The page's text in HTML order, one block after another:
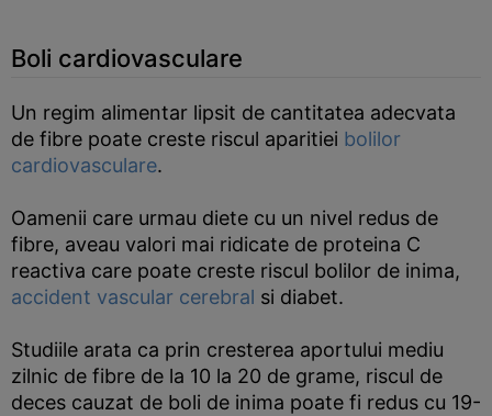
Boli cardiovasculare
Un regim alimentar lipsit de cantitatea adecvata
de fibre poate creste riscul aparitiei bolilor
cardiovasculare.
Oamenii care urmau diete cu un nivel redus de
fibre, aveau valori mai ridicate de proteina C
reactiva care poate creste riscul bolilor de inima,
accident vascular cerebral si diabet.
Studiile arata ca prin cresterea aportului mediu
zilnic de fibre de la 10 la 20 de grame, riscul de
deces cauzat de boli de inima poate fi redus cu 19-